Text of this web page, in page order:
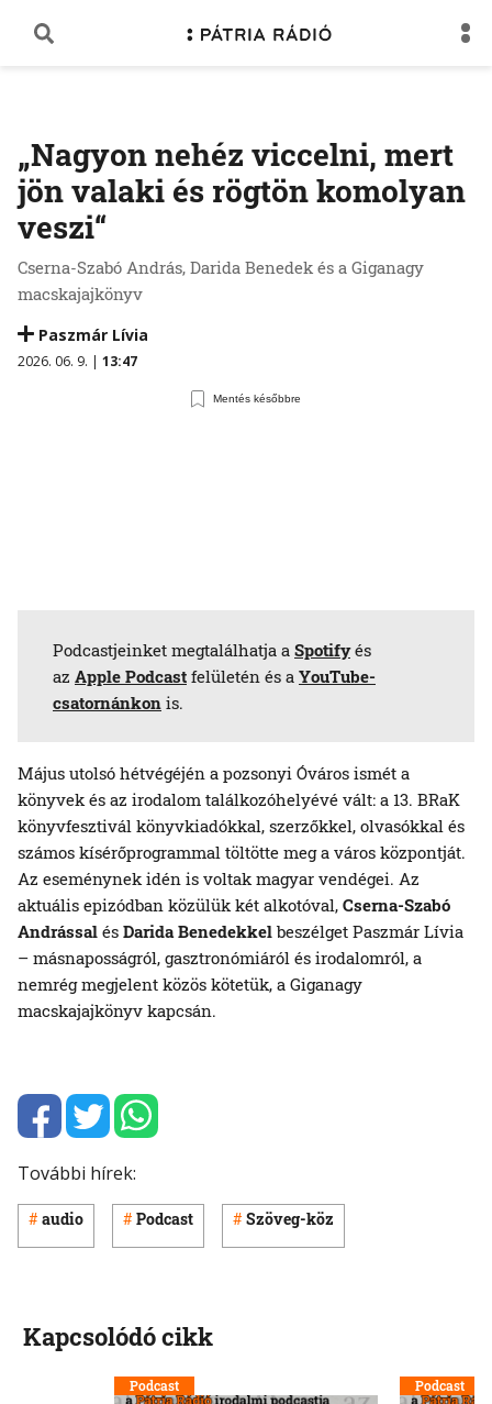
„Nagyon nehéz viccelni, mert
jön valaki és rögtön komolyan
veszi“
Cserna-Szabó András, Darida Benedek és a Giganagy
macskajajkönyv
Paszmár Lívia
2026. 06. 9. | 13:47
Mentés későbbre
Podcastjeinket megtalálhatja a Spotifyés
az Apple Podcast felületén és a YouTube-
csatornánkon is.
Május utolsó hétvégéjén a pozsonyi Óváros ismét a
könyvek és az irodalom találkozóhelyévé vált: a 13. BRaK
könyvfesztivál könyvkiadókkal, szerzőkkel, olvasókkal és
számos kísérőprogrammal töltötte meg a város központját.
Az eseménynek idén is voltak magyar vendégei. Az
aktuális epizódban közülük két alkotóval, Cserna-Szabó
Andrással és Darida Benedekkel beszélget Paszmár Lívia
– másnaposságról, gasztronómiáról és irodalomról, a
nemrég megjelent közös kötetük, a Giganagy
macskajajkönyv kapcsán.
További hírek:
audio Podcast Szöveg-köz
Kapcsolódó cikk
Podcast Podcast